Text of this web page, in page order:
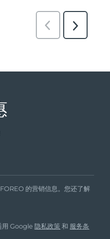
的营销信息。您还了解
用 Google隐私政策 和 服务条